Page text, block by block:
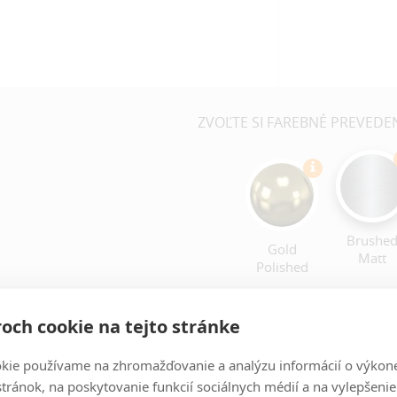
ZVOĽTE SI FAREBNÉ
Gold
Polished
Brushed
Matt
VŠETKO TYPY PRIPOJENIA
cookie na tejto stránke
používame na zhromažďovanie a analýzu informácií o
na poskytovanie funkcií sociálnych médií a na